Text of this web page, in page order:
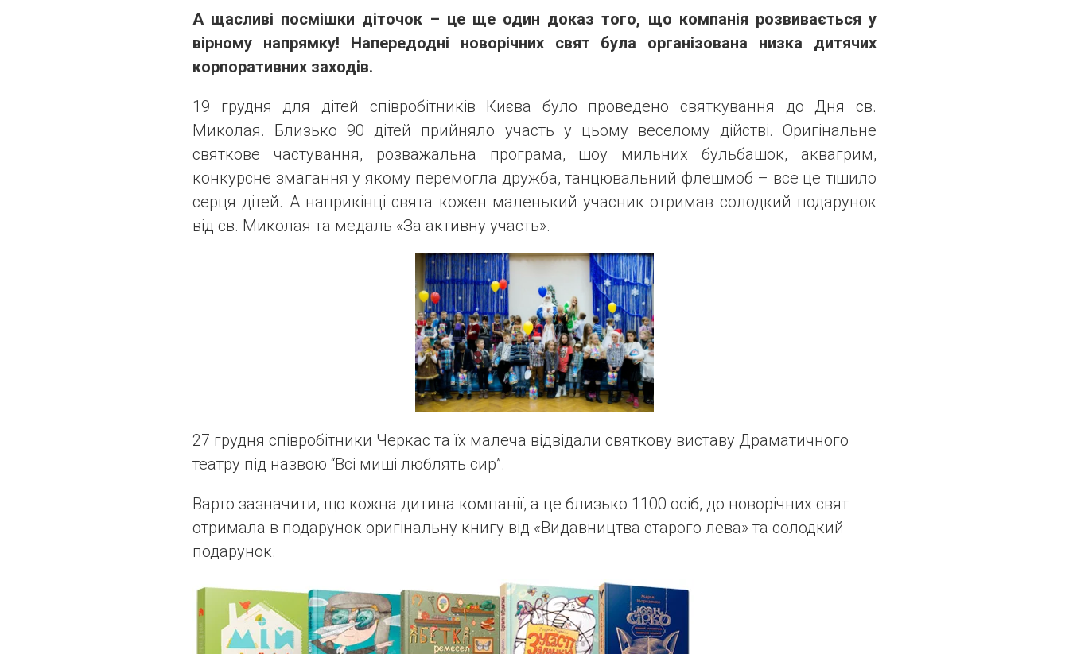
А щасливі посмішки діточок – це ще один доказ того, що компанія розвивається у
вірному напрямку! Напередодні новорічних свят була організована низка дитячих
корпоративних заходів.
19 грудня для дітей співробітників Києва було проведено святкування до Дня св.
Миколая. Близько 90 дітей прийняло участь у цьому веселому дійстві. Оригінальне
святкове частування, розважальна програма, шоу мильних бульбашок, аквагрим,
конкурсне змагання у якому перемогла дружба, танцювальний флешмоб – все це тішило
серця дітей. А наприкінці свята кожен маленький учасник отримав солодкий подарунок
від св. Миколая та медаль «За активну участь».
27 грудня співробітники Черкас та їх малеча відвідали святкову виставу Драматичного
театру під назвою “Всі миші люблять сир”.
Варто зазначити, що кожна дитина компанії, а це близько 1100 осіб, до новорічних свят
отримала в подарунок оригінальну книгу від «Видавництва старого лева» та солодкий
подарунок.